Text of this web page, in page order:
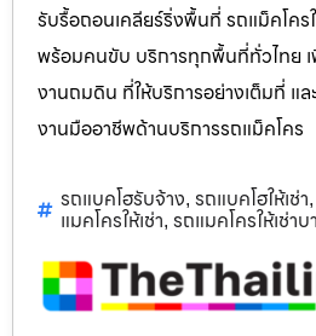
รับรื้อถอนเคลียร์ริ่งพื้นที่ รถแม็คโคร
พร้อมคนขับ บริการทุกพื้นที่ทั่วไทย เ
งานถมดิน ที่ให้บริการอย่างเต็มที่ แ
งานมืออาชีพด้านบริการรถแม็คโคร
รถแบคโฮรับจ้าง, รถแบคโฮให้เช่า,
แมคโครให้เช่า, รถแมคโครให้เช่า